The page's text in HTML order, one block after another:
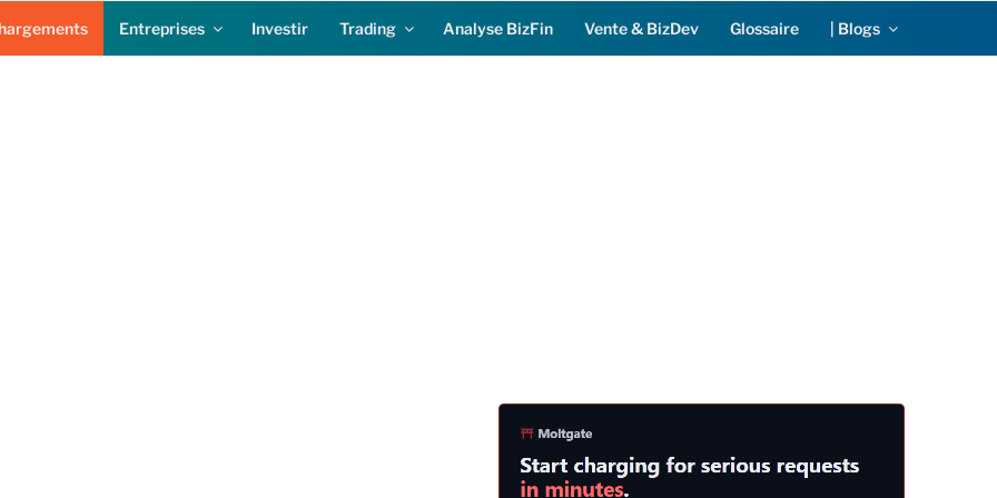
Entreprises Investir Trading Analyse BizFin Vente & BizDev Glossaire | Blogs